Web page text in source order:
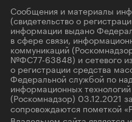
Сообщения и материалы
(свидетельство о
информации выдано
в сфере связи,
коммуникаций
№ФС77-63848) и сетевого
о регистрации средства
Федеральной службой по
информационных
(Роскомнадзор)
сопровождаются пометкой